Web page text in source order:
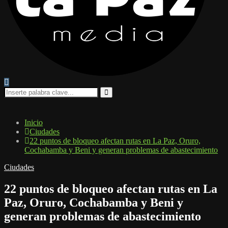
Search
for:
Search
Inicio
Ciudades
22 puntos de bloqueo afectan rutas en La Paz, Oruro,
Cochabamba y Beni y generan problemas de abastecimiento
Ciudades
22 puntos de bloqueo afectan rutas en La
Paz, Oruro, Cochabamba y Beni y
generan problemas de abastecimiento